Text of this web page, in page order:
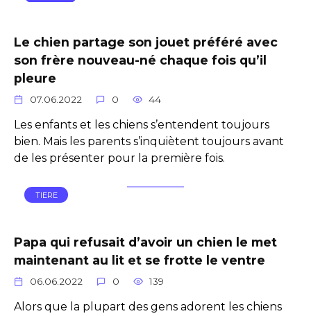
Le chien partage son jouet préféré avec
son frère nouveau-né chaque fois qu’il
pleure
07.06.2022 0 44
Les enfants et les chiens s’entendent toujours
bien. Mais les parents s’inquiètent toujours avant
de les présenter pour la première fois.
TIERE
Papa qui refusait d’avoir un chien le met
maintenant au lit et se frotte le ventre
06.06.2022 0 139
Alors que la plupart des gens adorent les chiens